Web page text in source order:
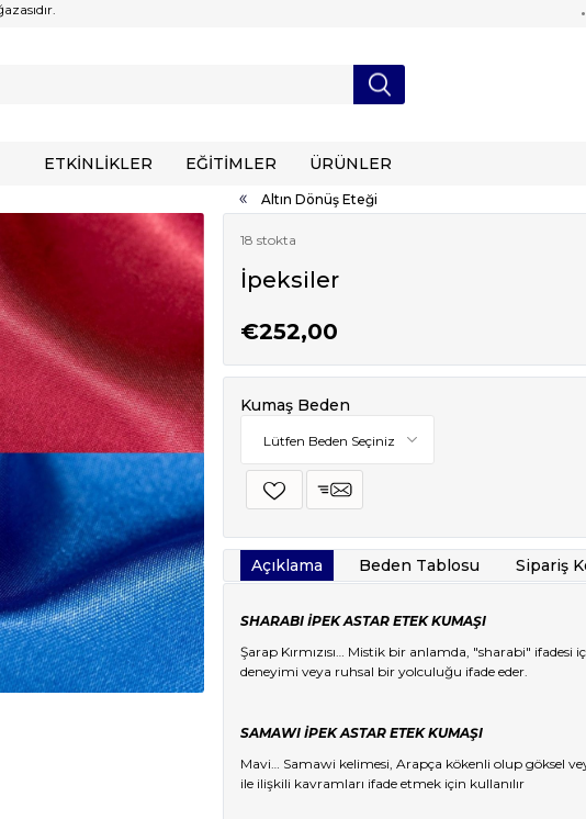
ETKİNLİKLER EĞİTİMLER ÜRÜNLER
Altın Dönüş Eteği
18 stokta
İpeksiler
€252,00
Kumaş Beden
Açıklama Beden Tablosu Sipariş
SHARABI İPEK ASTAR ETEK KUMAŞI
Şarap Kırmızısı… Mistik bir anlamda, "sharabi"
deneyimi veya ruhsal bir yolculuğu ifade eder.
SAMAWI İPEK ASTAR ETEK KUMAŞI
Mavi… Samawi kelimesi, Arapça kökenli olup göksel
ile ilişkili kavramları ifade etmek için kullanılır